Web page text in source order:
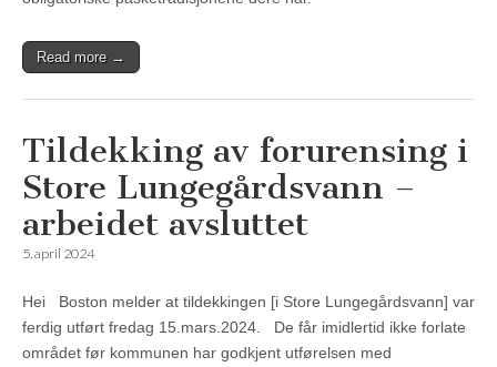
Read more →
Tildekking av forurensing i
Store Lungegårdsvann –
arbeidet avsluttet
5. april 2024
Hei Boston melder at tildekkingen [i Store Lungegårdsvann] var
ferdig utført fredag 15.mars.2024. De får imidlertid ikke forlate
området før kommunen har godkjent utførelsen med